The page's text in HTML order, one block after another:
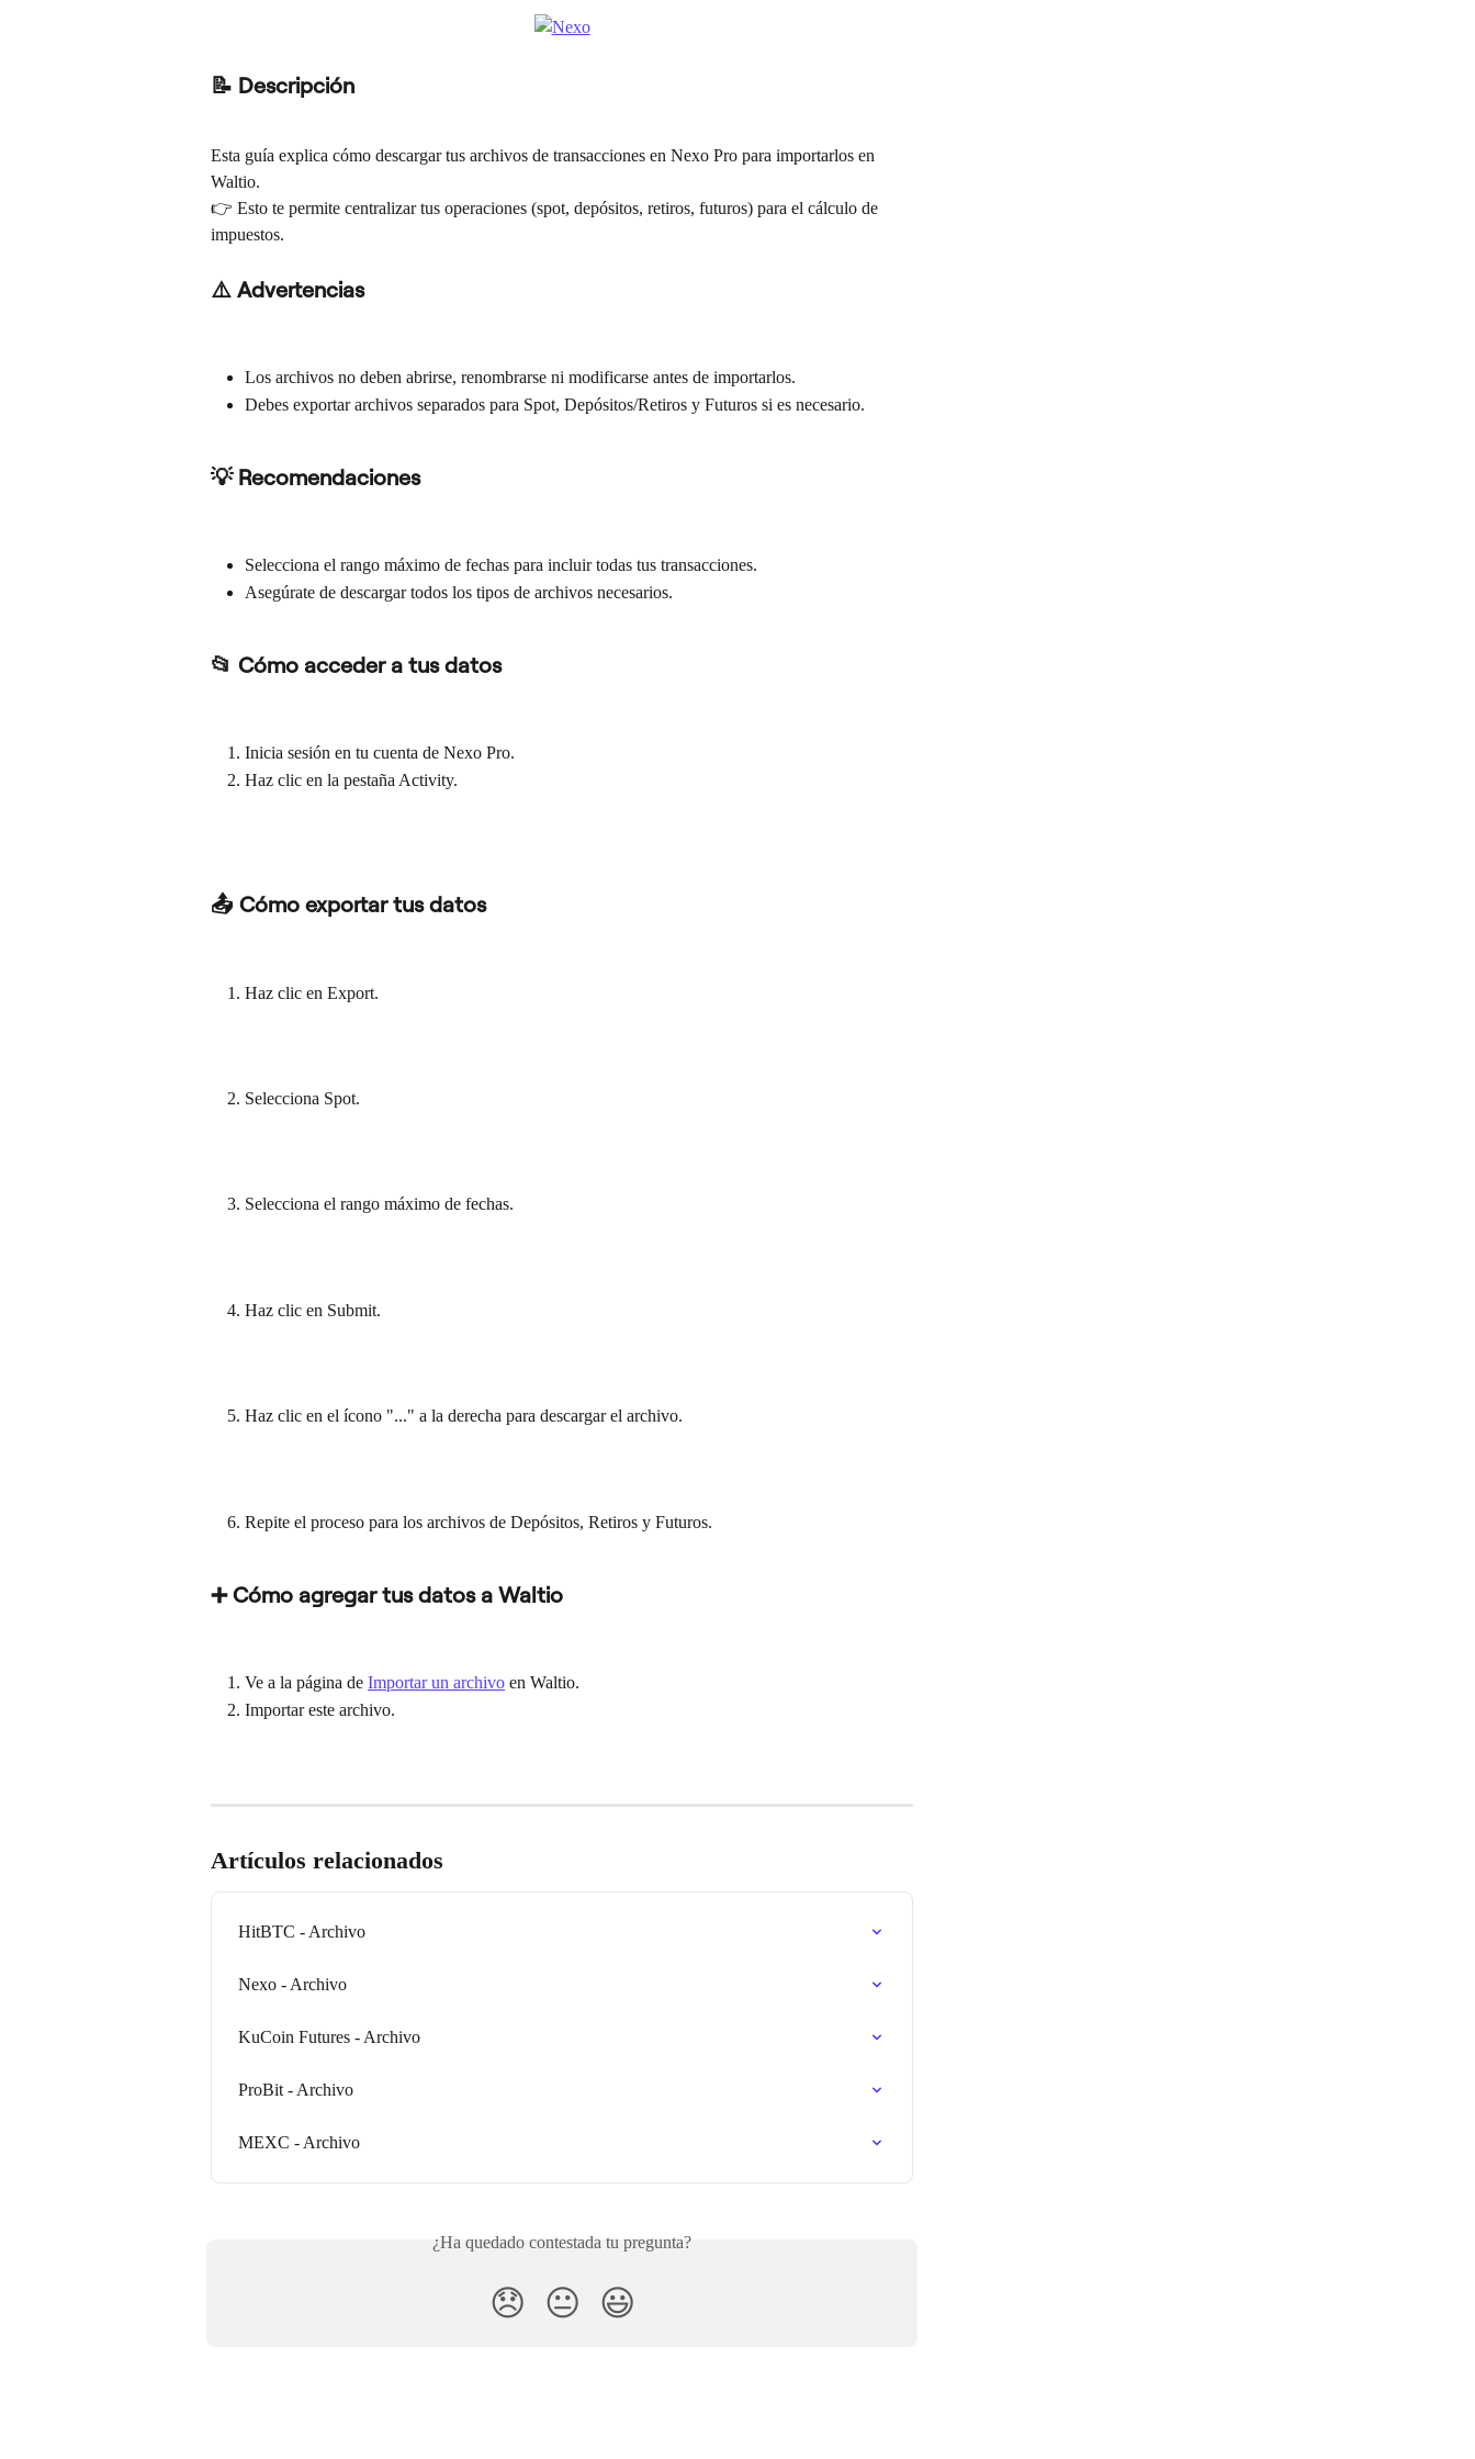
📝 Descripción
Esta guía explica cómo descargar tus archivos de transacciones en Nexo Pro para importarlos en
Waltio.
👉 Esto te permite centralizar tus operaciones (spot, depósitos, retiros, futuros) para el cálculo de
impuestos.
⚠️ Advertencias
Los archivos no deben abrirse, renombrarse ni modificarse antes de importarlos.
Debes exportar archivos separados para Spot, Depósitos/Retiros y Futuros si es necesario.
💡 Recomendaciones
Selecciona el rango máximo de fechas para incluir todas tus transacciones.
Asegúrate de descargar todos los tipos de archivos necesarios.
📂 Cómo acceder a tus datos
Inicia sesión en tu cuenta de Nexo Pro.
Haz clic en la pestaña Activity.
📤 Cómo exportar tus datos
Haz clic en Export.
Selecciona Spot.
Selecciona el rango máximo de fechas.
Haz clic en Submit.
Haz clic en el ícono "..." a la derecha para descargar el archivo.
Repite el proceso para los archivos de Depósitos, Retiros y Futuros.
➕ Cómo agregar tus datos a Waltio
Ve a la página de Importar un archivo en Waltio.
Importar este archivo.
Artículos relacionados
HitBTC - Archivo
Nexo - Archivo
KuCoin Futures - Archivo
ProBit - Archivo
MEXC - Archivo
¿Ha quedado contestada tu pregunta?
😞 😐 😃